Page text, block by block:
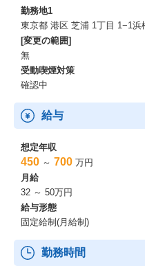
勤務地1
東京都 港区 芝浦 1丁目 1−1浜
[変更の範囲]
無
受動喫煙対策
確認中
給与
想定年収
450 ～ 700 万円
月給
32 ～ 50万円
給与形態
固定給制(月給制)
勤務時間